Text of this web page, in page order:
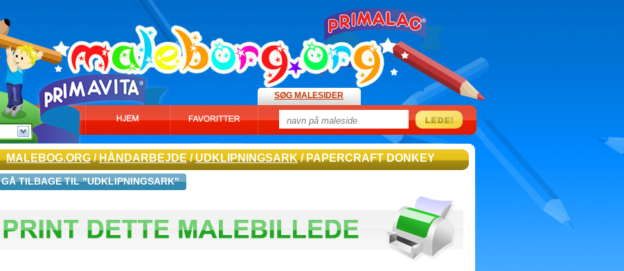
SØG MALESIDER
MALEBOG.ORG/HÅNDARBEJDE/UDKLIPNINGSARK/ PAPERCRAFT DONKEY
GÅ TILBAGE TIL "UDKLIPNINGSARK"